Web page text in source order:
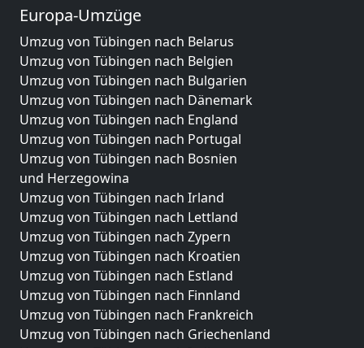
Europa-Umzüge
Umzug von Tübingen nach Belarus
Umzug von Tübingen nach Belgien
Umzug von Tübingen nach Bulgarien
Umzug von Tübingen nach Dänemark
Umzug von Tübingen nach England
Umzug von Tübingen nach Portugal
Umzug von Tübingen nach Bosnien
und Herzegowina
Umzug von Tübingen nach Irland
Umzug von Tübingen nach Lettland
Umzug von Tübingen nach Zypern
Umzug von Tübingen nach Kroatien
Umzug von Tübingen nach Estland
Umzug von Tübingen nach Finnland
Umzug von Tübingen nach Frankreich
Umzug von Tübingen nach Griechenland